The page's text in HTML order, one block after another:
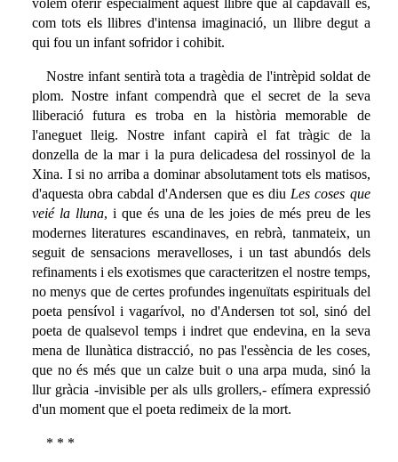
volem oferir especialment aquest llibre que al capdavall és,
com tots els llibres d'intensa imaginació, un llibre degut a
qui fou un infant sofridor i cohibit.
Nostre infant sentirà tota a tragèdia de l'intrèpid soldat de
plom. Nostre infant compendrà que el secret de la seva
lliberació futura es troba en la història memorable de
l'aneguet lleig. Nostre infant capirà el fat tràgic de la
donzella de la mar i la pura delicadesa del rossinyol de la
Xina. I si no arriba a dominar absolutament tots els matisos,
d'aquesta obra cabdal d'Andersen que es diu Les coses que
veié la lluna, i que és una de les joies de més preu de les
modernes literatures escandinaves, en rebrà, tanmateix, un
seguit de sensacions meravelloses, i un tast abundós dels
refinaments i els exotismes que caracteritzen el nostre temps,
no menys que de certes profundes ingenuïtats espirituals del
poeta pensívol i vagarívol, no d'Andersen tot sol, sinó del
poeta de qualsevol temps i indret que endevina, en la seva
mena de llunàtica distracció, no pas l'essència de les coses,
que no és més que un calze buit o una arpa muda, sinó la
llur gràcia -invisible per als ulls grollers,- efímera expressió
d'un moment que el poeta redimeix de la mort.
* * *